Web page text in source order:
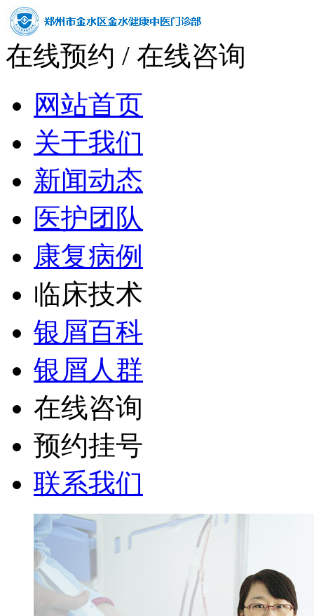
在线预约 / 在线咨询
网站首页
关于我们
新闻动态
医护团队
康复病例
临床技术
银屑百科
银屑人群
在线咨询
预约挂号
联系我们